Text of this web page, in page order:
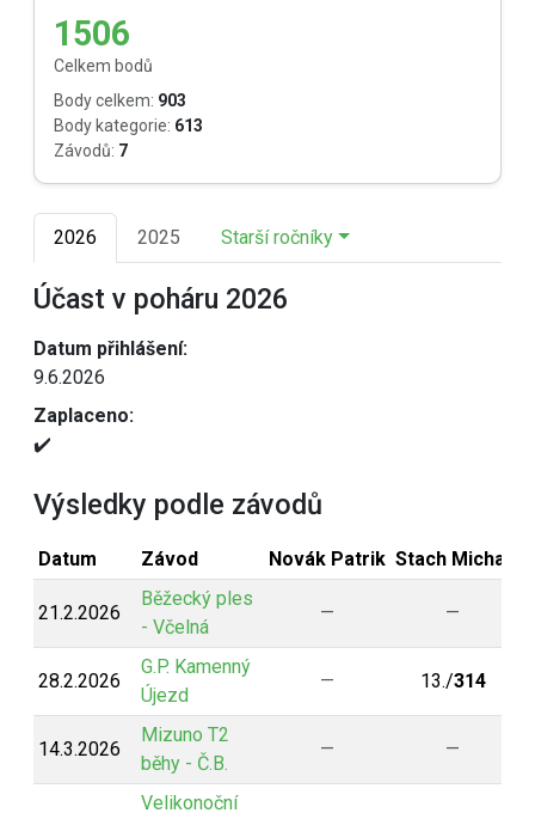
1506
Celkem bodů
Body celkem: 903
Body kategorie: 613
Závodů: 7
2026 2025 Starší ročníky
Účast v poháru 2026
Datum přihlášení:
9.6.2026
Zaplaceno:
✔️
Výsledky podle závodů
Datum Závod Novák Patrik Stach Michal
21.2.2026
Běžecký ples
- Včelná
— —
28.2.2026
G.P. Kamenný
Újezd
— 13./314
14.3.2026
Mizuno T2
běhy - Č.B.
— —
Velikonoční